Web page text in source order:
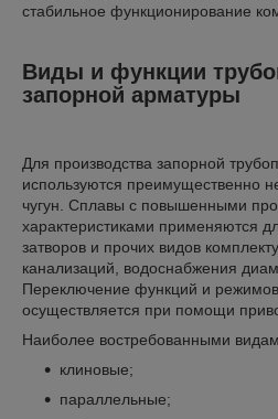
стабильное функционирование
Виды и функции
запорной арматуры
Для производства запорной
используются преимущественно
чугун. Сплавы с повышенными
характеристиками применяются
затворов и прочих видов
канализаций, водоснабжения
Переключение функций и режимов
осуществляется при помощи
Наиболее востребованными
клиновые;
параллельные;